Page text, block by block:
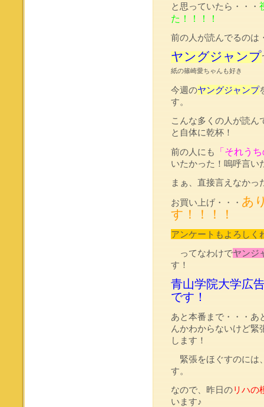
と思っていたら・・・
た！！！！
前の人が読んでるのは
ヤングジャンプ
紙の篠崎愛ちゃんも好き
今週のヤングジャンプ
す。
こんな多くの人が読ん
と自体に乾杯！
前の人にも
「それう
いたかった！嗚呼言い
まぁ、直接言えなかっ
お買い上げ・・・ あ
す！！！！
アンケートもよろし
ってなわけでヤンジ
す！
青山学院大学広
です！
あと本番まで・・・あ
んかわからないけど緊
します！
緊張をほぐすのには
す。
なので、昨日のリハの
います♪